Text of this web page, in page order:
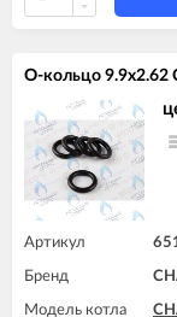
О-кольцо 9.9x2.62
Артикул
Бренд
Модель котла